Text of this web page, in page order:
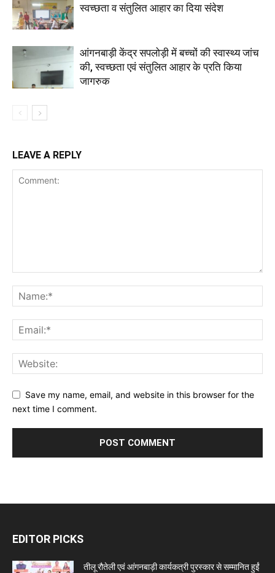
स्वच्छता व संतुलित आहार का दिया संदेश
आंगनबाड़ी केंद्र सपलोड़ी में बच्चों की स्वास्थ्य जांच
की, स्वच्छता एवं संतुलित आहार के प्रति किया
जागरुक
LEAVE A REPLY
Save my name, email, and website in this browser for the
next time I comment.
EDITOR PICKS
तीलू रौतेली एवं आंगनबाड़ी कार्यकत्री पुरस्कार से सम्मानित हुईं